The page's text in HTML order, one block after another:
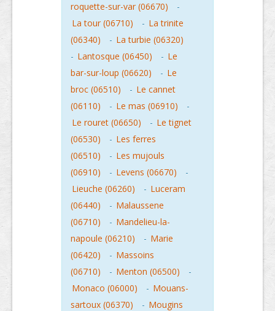
roquette-sur-var (06670)
-
La tour (06710)
- La trinite
(06340)
- La turbie (06320)
- Lantosque (06450) - Le
bar-sur-loup (06620)
- Le
broc (06510)
- Le cannet
(06110)
- Le mas (06910)
-
Le rouret (06650)
- Le tignet
(06530)
- Les ferres
(06510)
- Les mujouls
(06910)
- Levens (06670)
-
Lieuche (06260)
- Luceram
(06440)
- Malaussene
(06710)
- Mandelieu-la-
napoule (06210)
- Marie
(06420)
- Massoins
(06710)
- Menton (06500)
-
Monaco (06000)
- Mouans-
sartoux (06370)
- Mougins